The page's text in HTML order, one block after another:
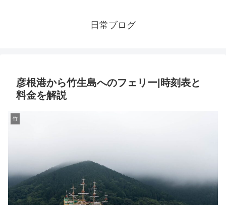
日常ブログ
彦根港から竹生島へのフェリー|時刻表と
料金を解説
竹